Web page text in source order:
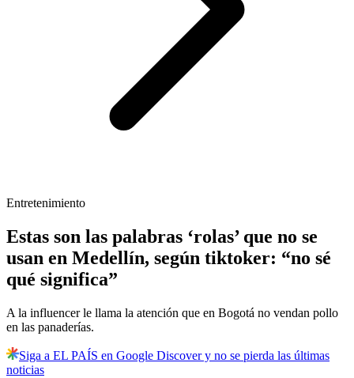
Entretenimiento
Estas son las palabras ‘rolas’ que no se
usan en Medellín, según tiktoker: “no sé
qué significa”
A la influencer le llama la atención que en Bogotá no vendan pollo
en las panaderías.
Siga a EL PAÍS en Google Discover y no se pierda las últimas
noticias